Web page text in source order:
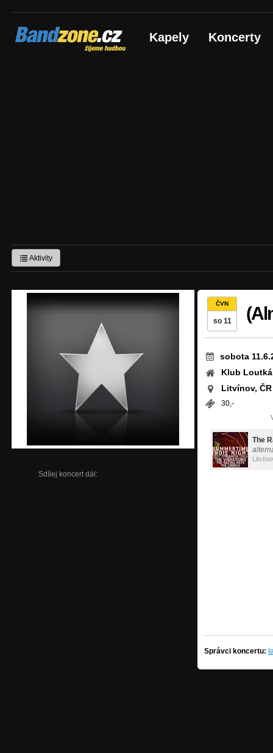
Bandzone.cz
žijeme hudbou Kapely Koncerty
Aktivity
Sdílej koncert dál:
ČVN
so 11
sobota
Klub
Litvínov, ČR
30,-
The
Správci koncertu: